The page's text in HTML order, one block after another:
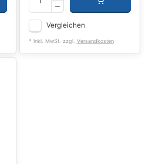
Vergleichen
* Inkl. MwSt. zzgl. Versandkosten